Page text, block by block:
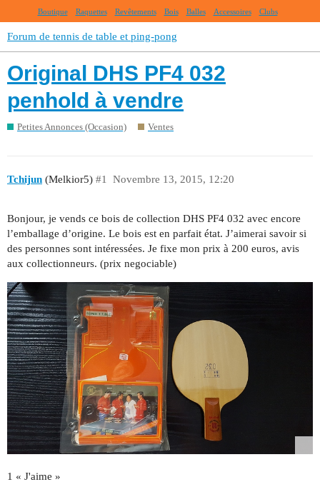
Boutique Raquettes Revêtements Bois Balles Accessoires Clubs
Forum de tennis de table et ping-pong
Original DHS PF4 032
penhold à vendre
Petites Annonces (Occasion) Ventes
Tchijun (Melkior5) Novembre 13, 2015, 12:20
#1
Bonjour, je vends ce bois de collection DHS PF4 032 avec encore
l’emballage d’origine. Le bois est en parfait état. J’aimerai savoir si
des personnes sont intéressées. Je fixe mon prix à 200 euros, avis
aux collectionneurs. (prix negociable)
1 « J'aime »